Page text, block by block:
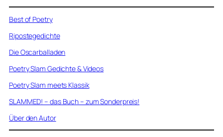
Best of Poetry
Ripostegedichte
Die Oscarballaden
Poetry Slam Gedichte & Videos
Poetry Slam meets Klassik
SLAMMED! – das Buch – zum Sonderpreis!
Über den Autor